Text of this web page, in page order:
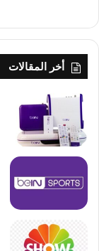
أخر المقالات